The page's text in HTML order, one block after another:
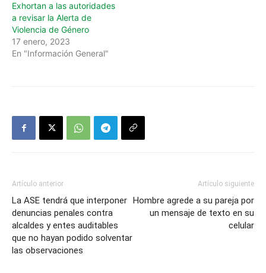
Exhortan a las autoridades
a revisar la Alerta de
Violencia de Género
17 enero, 2023
En "Información General"
Artículo anterior
La ASE tendrá que interponer
denuncias penales contra
alcaldes y entes auditables
que no hayan podido solventar
las observaciones
Artículo siguiente
Hombre agrede a su pareja por
un mensaje de texto en su
celular